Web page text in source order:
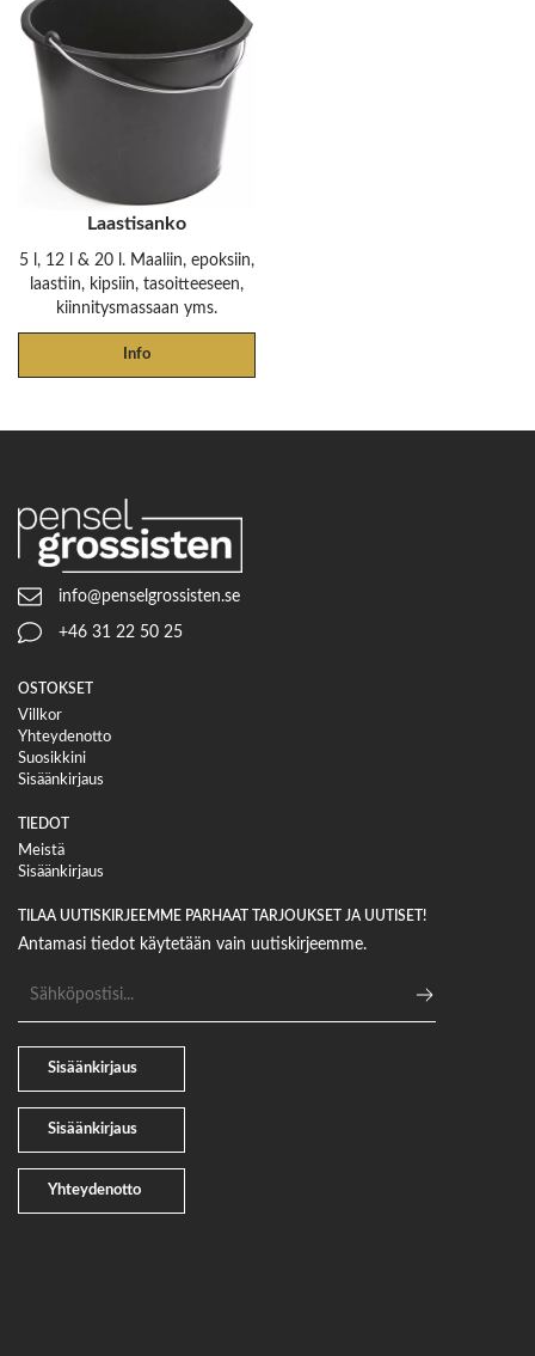
Laastisanko
5 l, 12 l & 20 l. Maaliin, epoksiin,
laastiin, kipsiin, tasoitteeseen,
kiinnitysmassaan yms.
Info
info@penselgrossisten.se
+46 31 22 50 25
OSTOKSET
Villkor
Yhteydenotto
Suosikkini
Sisäänkirjaus
TIEDOT
Meistä
Sisäänkirjaus
TILAA UUTISKIRJEEMME PARHAAT TARJOUKSET JA UUTISET!
Antamasi tiedot käytetään vain uutiskirjeemme.
Yhteydenotto
Sisäänkirjaus
Sisäänkirjaus